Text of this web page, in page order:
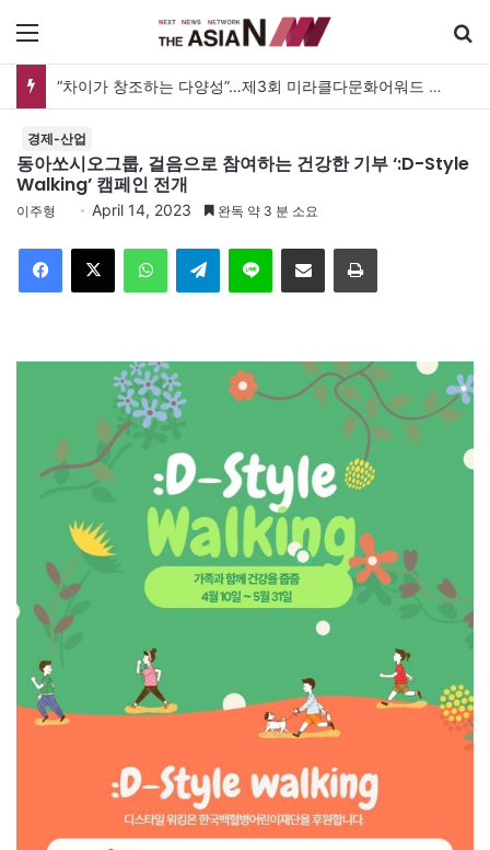
“차이가 창조하는 다양성”…제3회 미라클다문화어워드 시상식
경제-산업
동아쏘시오그룹, 걸음으로 참여하는 건강한 기부 ‘:D-Style
Walking’ 캠페인 전개
이주형 April 14, 2023 완독 약 3 분 소요
Telegram 이메일